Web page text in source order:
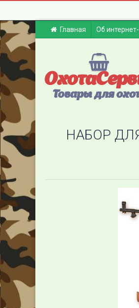
Главная Об
Товары для
НАБОР